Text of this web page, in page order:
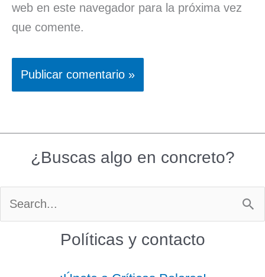
web en este navegador para la próxima vez
que comente.
¿Buscas algo en concreto?
Políticas y contacto